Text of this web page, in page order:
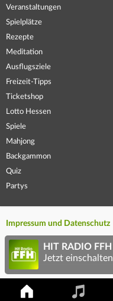
Veranstaltungen
Spielplätze
Rezepte
Meditation
Ausflugsziele
Freizeit-Tipps
Ticketshop
Lotto Hessen
Spiele
Mahjong
Backgammon
Quiz
Partys
Impressum und Datenschutz
HIT RADIO FFH
Jetzt einschalten